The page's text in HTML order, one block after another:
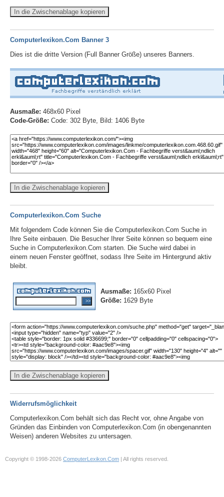
In die Zwischenablage kopieren
Computerlexikon.Com Banner 3
Dies ist die dritte Version (Full Banner Größe) unseres Banners.
Ausmaße: 468x60 Pixel
Code-Größe: Code: 302 Byte, Bild: 1406 Byte
In die Zwischenablage kopieren
Computerlexikon.Com Suche
Mit folgendem Code können Sie die Computerlexikon.Com Suche in
Ihre Seite einbauen. Die Besucher Ihrer Seite können so bequem eine
Suche in Computerlexikon.Com starten. Die Suche wird dabei in
einem neuen Fenster geöffnet, sodass Ihre Seite im Hintergrund aktiv
bleibt.
Ausmaße: 165x60 Pixel
Größe: 1629 Byte
In die Zwischenablage kopieren
Widerrufsmöglichkeit
Computerlexikon.Com behält sich das Recht vor, ohne Angabe von
Gründen das Einbinden von Computerlexikon.Com (in obengenannten
Weisen) anderen Websites zu untersagen.
Copyright © 1998-2026 ComputerLexikon.Com | All rights reserved.